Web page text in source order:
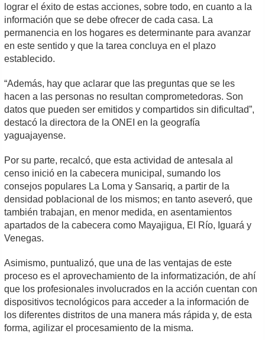
lograr el éxito de estas acciones, sobre todo, en cuanto a la
información que se debe ofrecer de cada casa. La
permanencia en los hogares es determinante para avanzar
en este sentido y que la tarea concluya en el plazo
establecido.
“Además, hay que aclarar que las preguntas que se les
hacen a las personas no resultan comprometedoras. Son
datos que pueden ser emitidos y compartidos sin dificultad”,
destacó la directora de la ONEI en la geografía
yaguajayense.
Por su parte, recalcó, que esta actividad de antesala al
censo inició en la cabecera municipal, sumando los
consejos populares La Loma y Sansariq, a partir de la
densidad poblacional de los mismos; en tanto aseveró, que
también trabajan, en menor medida, en asentamientos
apartados de la cabecera como Mayajigua, El Río, Iguará y
Venegas.
Asimismo, puntualizó, que una de las ventajas de este
proceso es el aprovechamiento de la informatización, de ahí
que los profesionales involucrados en la acción cuentan con
dispositivos tecnológicos para acceder a la información de
los diferentes distritos de una manera más rápida y, de esta
forma, agilizar el procesamiento de la misma.